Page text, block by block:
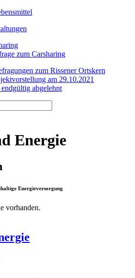
zum Carsharing
zum Rissener Ortskern
am 29.10.2021
abgelehnt
Energie
Energieversorgung
vorhanden.